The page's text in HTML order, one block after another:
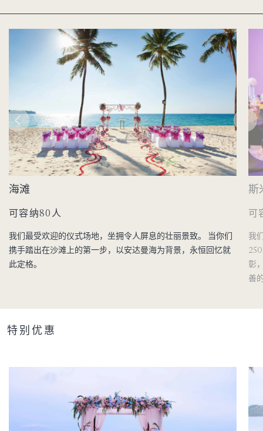
海滩
可容纳80人
我们最受欢迎的仪式场地，坐拥令人屏息的壮丽景致。 当你们
携手踏出在沙滩上的第一步，以安达曼海为背景，永恒回忆就
此定格。
斯
可
我
彰
善
特别优惠